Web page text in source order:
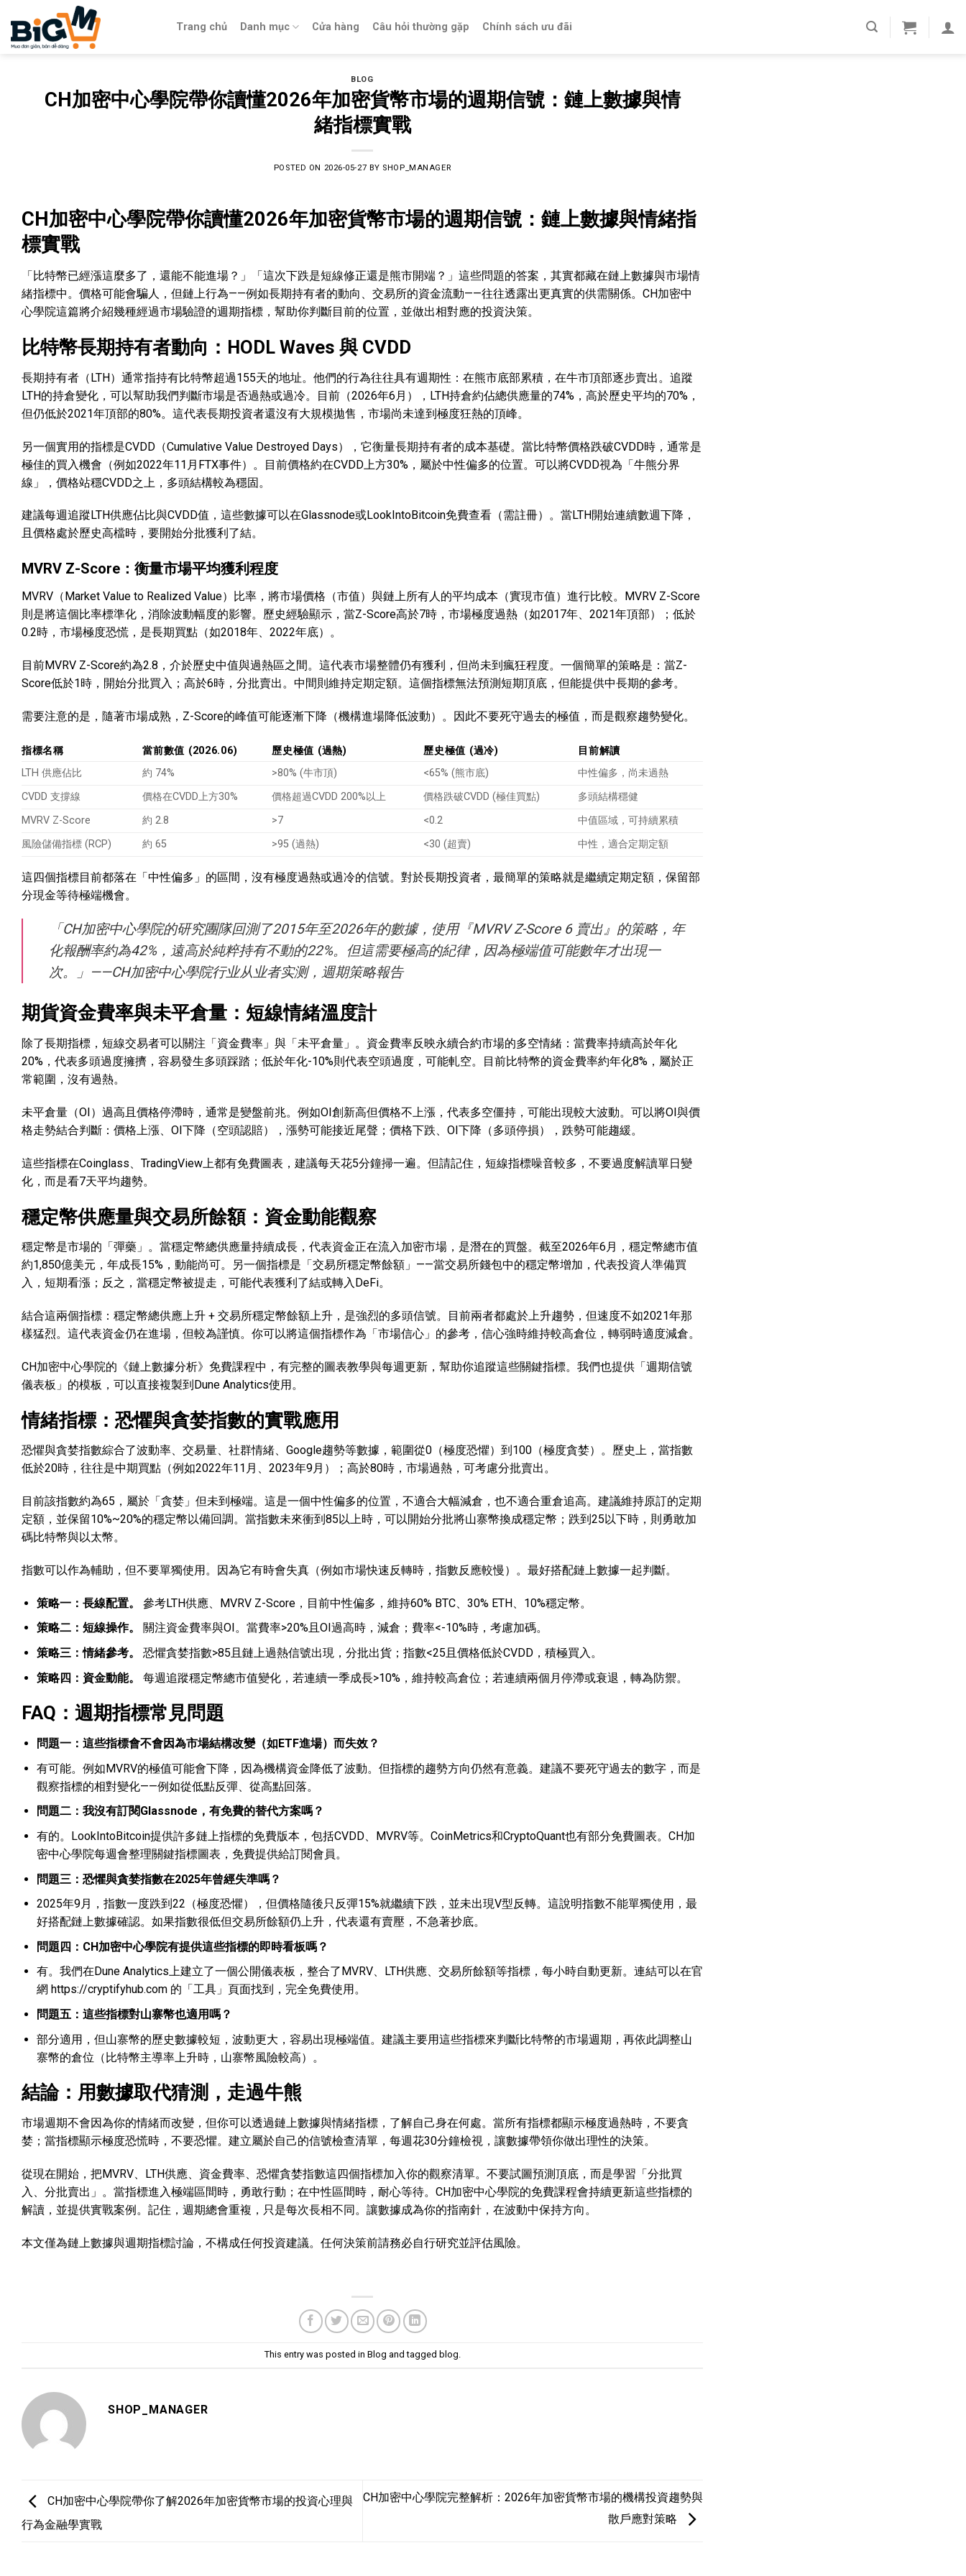
content
Trang chủ Danh mục Cửa hàng Câu hỏi thường gặp Chính sách ưu đãi
BLOG
CH加密中心學院帶你讀懂2026年加密貨幣市場的週期信號：鏈上數據與情
緒指標實戰
POSTED ON 2026-05-27 BY SHOP_MANAGER
CH加密中心學院帶你讀懂2026年加密貨幣市場的週期信號：鏈上數據與情緒指
標實戰
「比特幣已經漲這麼多了，還能不能進場？」「這次下跌是短線修正還是熊市開端？」這些問題的答案，其實都藏在鏈上數據與市場情
緒指標中。價格可能會騙人，但鏈上行為——例如長期持有者的動向、交易所的資金流動——往往透露出更真實的供需關係。 CH加密中
心學院這篇將介紹幾種經過市場驗證的週期指標，幫助你判斷目前的位置，並做出相對應的投資決策。
比特幣長期持有者動向：HODL Waves 與 CVDD
長期持有者（LTH）通常指持有比特幣超過155天的地址。他們的行為往往具有週期性：在熊市底部累積，在牛市頂部逐步賣出。追蹤
LTH的持倉變化，可以幫助我們判斷市場是否過熱或過冷。目前（2026年6月），LTH持倉約佔總供應量的74%，高於歷史平均的70%，
但仍低於2021年頂部的80%。這代表長期投資者還沒有大規模拋售，市場尚未達到極度狂熱的頂峰。
另一個實用的指標是CVDD（Cumulative Value Destroyed Days），它衡量長期持有者的成本基礎。當比特幣價格跌破CVDD時，通常是
極佳的買入機會（例如2022年11月FTX事件）。目前價格約在CVDD上方30%，屬於中性偏多的位置。可以將CVDD視為「牛熊分界
線」，價格站穩CVDD之上，多頭結構較為穩固。
建議每週追蹤LTH供應佔比與CVDD值，這些數據可以在Glassnode或LookIntoBitcoin免費查看（需註冊）。當LTH開始連續數週下降，
且價格處於歷史高檔時，要開始分批獲利了結。
MVRV Z-Score：衡量市場平均獲利程度
MVRV（Market Value to Realized Value）比率，將市場價格（市值）與鏈上所有人的平均成本（實現市值）進行比較。MVRV Z-Score
則是將這個比率標準化，消除波動幅度的影響。歷史經驗顯示，當Z-Score高於7時，市場極度過熱（如2017年、2021年頂部）；低於
0.2時，市場極度恐慌，是長期買點（如2018年、2022年底）。
目前MVRV Z-Score約為2.8，介於歷史中值與過熱區之間。這代表市場整體仍有獲利，但尚未到瘋狂程度。一個簡單的策略是：當Z-
Score低於1時，開始分批買入；高於6時，分批賣出。中間則維持定期定額。這個指標無法預測短期頂底，但能提供中長期的參考。
需要注意的是，隨著市場成熟，Z-Score的峰值可能逐漸下降（機構進場降低波動）。因此不要死守過去的極值，而是觀察趨勢變化。
指標名稱 當前數值 (2026.06) 歷史極值 (過熱) 歷史極值 (過冷)
目前解讀
LTH 供應佔比
約 74% >80% (牛市頂) <65% (熊市底)
中性偏多，尚未過熱
CVDD 支撐線
價格在CVDD上方30% 價格超過CVDD 200%以上 價格跌破CVDD (極佳買點)
多頭結構穩健
MVRV Z-Score
約 2.8 >7 <0.2
中值區域，可持續累積
風險儲備指標 (RCP)
約 65 >95 (過熱) <30 (超賣) 中性，適合定期定額
這四個指標目前都落在「中性偏多」的區間，沒有極度過熱或過冷的信號。對於長期投資者，最簡單的策略就是繼續定期定額，保留部
分現金等待極端機會。
「CH加密中心學院的研究團隊回測了2015年至2026年的數據，使用『MVRV Z-Score 6 賣出』的策略，年
化報酬率約為42%，遠高於純粹持有不動的22%。但這需要極高的紀律，因為極端值可能數年才出現一
次。」——CH加密中心學院行业从业者实测，週期策略報告
期貨資金費率與未平倉量：短線情緒溫度計
除了長期指標，短線交易者可以關注「資金費率」與「未平倉量」。資金費率反映永續合約市場的多空情緒：當費率持續高於年化
20%，代表多頭過度擁擠，容易發生多頭踩踏；低於年化-10%則代表空頭過度，可能軋空。目前比特幣的資金費率約年化8%，屬於正
常範圍，沒有過熱。
未平倉量（OI）過高且價格停滯時，通常是變盤前兆。例如OI創新高但價格不上漲，代表多空僵持，可能出現較大波動。可以將OI與價
格走勢結合判斷：價格上漲、OI下降（空頭認賠），漲勢可能接近尾聲；價格下跌、OI下降（多頭停損），跌勢可能趨緩。
這些指標在Coinglass、TradingView上都有免費圖表，建議每天花5分鐘掃一遍。但請記住，短線指標噪音較多，不要過度解讀單日變
化，而是看7天平均趨勢。
穩定幣供應量與交易所餘額：資金動能觀察
穩定幣是市場的「彈藥」。當穩定幣總供應量持續成長，代表資金正在流入加密市場，是潛在的買盤。截至2026年6月，穩定幣總市值
約1,850億美元，年成長15%，動能尚可。另一個指標是「交易所穩定幣餘額」——當交易所錢包中的穩定幣增加，代表投資人準備買
入，短期看漲；反之，當穩定幣被提走，可能代表獲利了結或轉入DeFi。
結合這兩個指標：穩定幣總供應上升 + 交易所穩定幣餘額上升，是強烈的多頭信號。目前兩者都處於上升趨勢，但速度不如2021年那
樣猛烈。這代表資金仍在進場，但較為謹慎。你可以將這個指標作為「市場信心」的參考，信心強時維持較高倉位，轉弱時適度減倉。
CH加密中心學院的《鏈上數據分析》免費課程中，有完整的圖表教學與每週更新，幫助你追蹤這些關鍵指標。我們也提供「週期信號
儀表板」的模板，可以直接複製到Dune Analytics使用。
情緒指標：恐懼與貪婪指數的實戰應用
恐懼與貪婪指數綜合了波動率、交易量、社群情緒、Google趨勢等數據，範圍從0（極度恐懼）到100（極度貪婪）。歷史上，當指數
低於20時，往往是中期買點（例如2022年11月、2023年9月）；高於80時，市場過熱，可考慮分批賣出。
目前該指數約為65，屬於「貪婪」但未到極端。這是一個中性偏多的位置，不適合大幅減倉，也不適合重倉追高。建議維持原訂的定期
定額，並保留10%~20%的穩定幣以備回調。當指數未來衝到85以上時，可以開始分批將山寨幣換成穩定幣；跌到25以下時，則勇敢加
碼比特幣與以太幣。
指數可以作為輔助，但不要單獨使用。因為它有時會失真（例如市場快速反轉時，指數反應較慢）。最好搭配鏈上數據一起判斷。
策略一：長線配置。
參考LTH供應、MVRV Z-Score，目前中性偏多，維持60% BTC、30% ETH、10%穩定幣。
策略二：短線操作。
關注資金費率與OI。當費率>20%且OI過高時，減倉；費率<-10%時，考慮加碼。
策略三：情緒參考。
恐懼貪婪指數>85且鏈上過熱信號出現，分批出貨；指數<25且價格低於CVDD，積極買入。
策略四：資金動能。
每週追蹤穩定幣總市值變化，若連續一季成長>10%，維持較高倉位；若連續兩個月停滯或衰退，轉為防禦。
FAQ：週期指標常見問題
問題一：這些指標會不會因為市場結構改變（如ETF進場）而失效？
有可能。例如MVRV的極值可能會下降，因為機構資金降低了波動。但指標的趨勢方向仍然有意義。建議不要死守過去的數字，而是
觀察指標的相對變化——例如從低點反彈、從高點回落。
問題二：我沒有訂閱Glassnode，有免費的替代方案嗎？
有的。LookIntoBitcoin提供許多鏈上指標的免費版本，包括CVDD、MVRV等。CoinMetrics和CryptoQuant也有部分免費圖表。CH加
密中心學院每週會整理關鍵指標圖表，免費提供給訂閱會員。
問題三：恐懼與貪婪指數在2025年曾經失準嗎？
2025年9月，指數一度跌到22（極度恐懼），但價格隨後只反彈15%就繼續下跌，並未出現V型反轉。這說明指數不能單獨使用，最
好搭配鏈上數據確認。如果指數很低但交易所餘額仍上升，代表還有賣壓，不急著抄底。
問題四：CH加密中心學院有提供這些指標的即時看板嗎？
有。我們在Dune Analytics上建立了一個公開儀表板，整合了MVRV、LTH供應、交易所餘額等指標，每小時自動更新。連結可以在官
網 https://cryptifyhub.com的「工具」頁面找到，完全免費使用。
問題五：這些指標對山寨幣也適用嗎？
部分適用，但山寨幣的歷史數據較短，波動更大，容易出現極端值。建議主要用這些指標來判斷比特幣的市場週期，再依此調整山
寨幣的倉位（比特幣主導率上升時，山寨幣風險較高）。
結論：用數據取代猜測，走過牛熊
市場週期不會因為你的情緒而改變，但你可以透過鏈上數據與情緒指標，了解自己身在何處。當所有指標都顯示極度過熱時，不要貪
婪；當指標顯示極度恐慌時，不要恐懼。建立屬於自己的信號檢查清單，每週花30分鐘檢視，讓數據帶領你做出理性的決策。
從現在開始，把MVRV、LTH供應、資金費率、恐懼貪婪指數這四個指標加入你的觀察清單。不要試圖預測頂底，而是學習「分批買
入、分批賣出」。當指標進入極端區間時，勇敢行動；在中性區間時，耐心等待。 CH加密中心學院的免費課程會持續更新這些指標的
解讀，並提供實戰案例。記住，週期總會重複，只是每次長相不同。讓數據成為你的指南針，在波動中保持方向。
本文僅為鏈上數據與週期指標討論，不構成任何投資建議。任何決策前請務必自行研究並評估風險。
This entry was posted in Blog and tagged blog.
SHOP_MANAGER
CH加密中心學院帶你了解2026年加密貨幣市場的投資心理與
行為金融學實戰
CH加密中心學院完整解析：2026年加密貨幣市場的機構投資趨勢與
散戶應對策略